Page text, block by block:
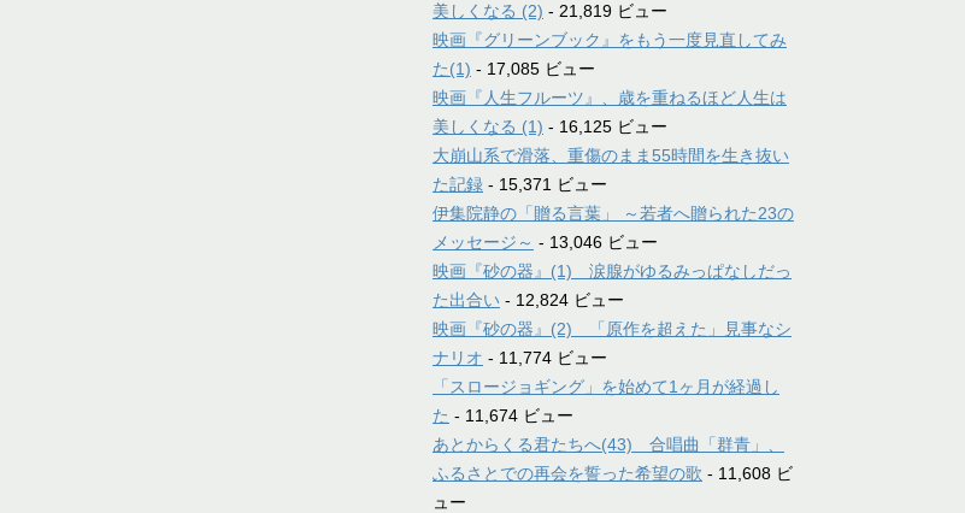
美しくなる (2) - 21,819 ビュー
映画『グリーンブック』をもう一度見直してみ
た(1) - 17,085 ビュー
映画『人生フルーツ』、歳を重ねるほど人生は
美しくなる (1) - 16,125 ビュー
大崩山系で滑落、重傷のまま55時間を生き抜い
た記録 - 15,371 ビュー
伊集院静の「贈る言葉」 ～若者へ贈られた23の
メッセージ～ - 13,046 ビュー
映画『砂の器』(1) 涙腺がゆるみっぱなしだっ
た出合い - 12,824 ビュー
映画『砂の器』(2) 「原作を超えた」見事なシ
ナリオ - 11,774 ビュー
「スロージョギング」を始めて1ヶ月が経過し
た - 11,674 ビュー
あとからくる君たちへ(43) 合唱曲「群青」、
ふるさとでの再会を誓った希望の歌 - 11,608 ビ
ュー